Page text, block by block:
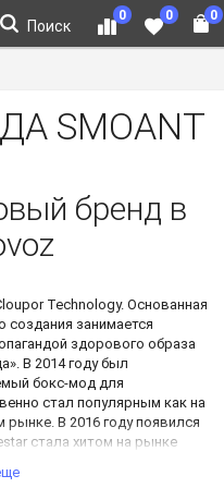
Поиск
0 0 0
SMOANT
бренд в
Technology. Основанная
создания занимается
здорового образа
В 2014 году был
бокс-мод для
стал популярным как на
В 2016 году появился
стала хитом на рынке